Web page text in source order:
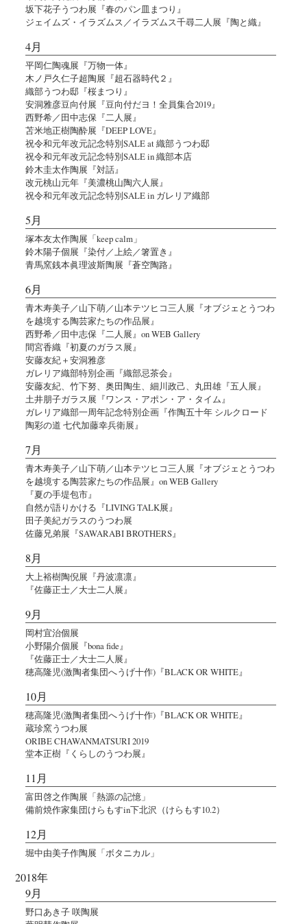
坂下花子うつわ展『春のパン皿まつり』
ジェイムズ・イラズムス／イラズムス千尋二人展『陶と織』
4月
平岡仁陶魂展『万物一体』
木ノ戸久仁子超陶展『超石器時代２』
織部うつわ邸『桜まつり』
安洞雅彦豆向付展『豆向付だヨ！全員集合2019』
西野希／田中志保『二人展』
苫米地正樹陶酔展『DEEP LOVE』
祝令和元年改元記念特別SALE at 織部うつわ邸
祝令和元年改元記念特別SALE in 織部本店
鈴木圭太作陶展『対話』
改元桃山元年『美濃桃山陶六人展』
祝令和元年改元記念特別SALE in ガレリア織部
5月
塚本友太作陶展「keep calm」
鈴木陽子個展『染付／上絵／箸置き』
青馬窯銭本眞理波斯陶展『蒼空陶路』
6月
青木寿美子／山下萌／山本テツヒコ三人展『オブジェとうつわ
を越境する陶芸家たちの作品展』
西野希／田中志保『二人展』on WEB Gallery
間宮香織『初夏のガラス展』
安藤友紀＋安洞雅彦
ガレリア織部特別企画『織部忌茶会』
安藤友紀、竹下努、奥田陶生、細川政己、丸田雄『五人展』
土井朋子ガラス展『ワンス・アポン・ア・タイム』
ガレリア織部一周年記念特別企画『作陶五十年 シルクロード
陶彩の道 七代加藤幸兵衛展』
7月
青木寿美子／山下萌／山本テツヒコ三人展『オブジェとうつわ
を越境する陶芸家たちの作品展』on WEB Gallery
『夏の手堤包市』
自然が語りかける『LIVING TALK展』
田子美紀ガラスのうつわ展
佐藤兄弟展『SAWARABI BROTHERS』
8月
大上裕樹陶倪展『丹波凛凛』
『佐藤正士／大士二人展』
9月
岡村宜治個展
小野陽介個展『bona fide』
『佐藤正士／大士二人展』
穂高隆児(激陶者集団へうげ十作)『BLACK OR WHITE』
10月
穂高隆児(激陶者集団へうげ十作)『BLACK OR WHITE』
蔵珍窯うつわ展
ORIBE CHAWANMATSURI 2019
堂本正樹『くらしのうつわ展』
11月
富田啓之作陶展「熱源の記憶」
備前焼作家集団けらもすin下北沢（けらもす10.2）
12月
堀中由美子作陶展「ボタニカル」
2018年
9月
野口あき子 咲陶展